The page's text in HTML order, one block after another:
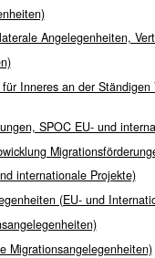
Angelegenheiten,
Inneres an der
SPOC EU- und
internationale Projekte)
(EU- und
Migrationsangelegenheiten)